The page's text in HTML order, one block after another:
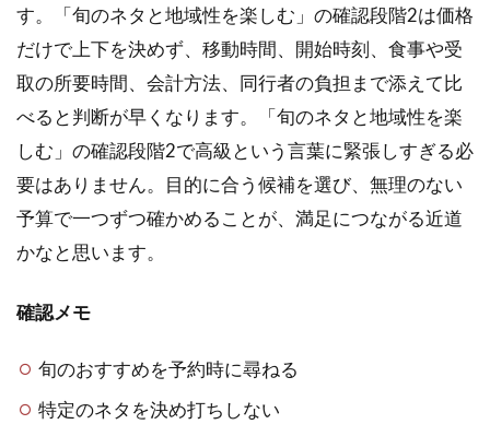
す。「旬のネタと地域性を楽しむ」の確認段階2は価格
だけで上下を決めず、移動時間、開始時刻、食事や受
取の所要時間、会計方法、同行者の負担まで添えて比
べると判断が早くなります。「旬のネタと地域性を楽
しむ」の確認段階2で高級という言葉に緊張しすぎる必
要はありません。目的に合う候補を選び、無理のない
予算で一つずつ確かめることが、満足につながる近道
かなと思います。
確認メモ
旬のおすすめを予約時に尋ねる
特定のネタを決め打ちしない